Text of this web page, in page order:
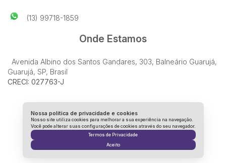
Nossa política de privacidade e cookies
Nosso site utiliza cookies para melhorar a sua experiência na navegação.
Você pode alterar suas configurações de cookies através do seu navegador.
Termos de Privacidade
Aceito
(13) 99718-1859
Onde Estamos
Avenida Albino dos Santos Gandares, 303, Balneário Guarujá,
Guarujá, SP, Brasil
CRECI: 027763-J